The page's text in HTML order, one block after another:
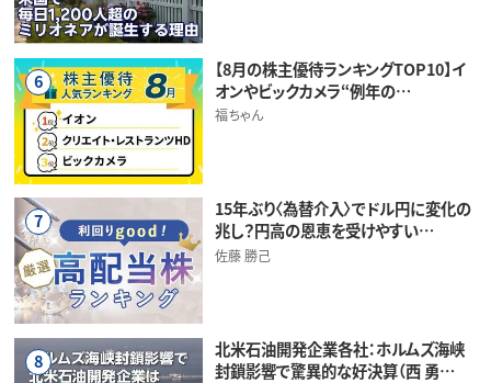
6
【8月の株主優待ランキングTOP10】イ
オンやビックカメラ“例年の…
福ちゃん
7
15年ぶり〈為替介入〉でドル円に変化の
兆し？円高の恩恵を受けやすい…
佐藤 勝己
8
北米石油開発企業各社：ホルムズ海峡
封鎖影響で驚異的な好決算（西 勇…